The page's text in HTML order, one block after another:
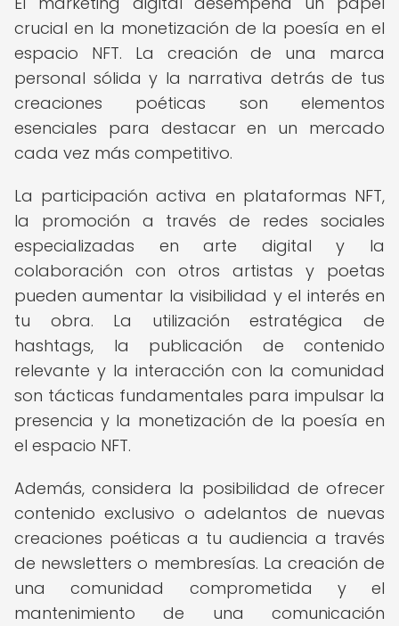
crucial en la monetización de la poesía en el
espacio NFT. La creación de una marca
personal sólida y la narrativa detrás de tus
creaciones poéticas son elementos
esenciales para destacar en un mercado
cada vez más competitivo.
La participación activa en plataformas NFT,
la promoción a través de redes sociales
especializadas en arte digital y la
colaboración con otros artistas y poetas
pueden aumentar la visibilidad y el interés en
tu obra. La utilización estratégica de
hashtags, la publicación de contenido
relevante y la interacción con la comunidad
son tácticas fundamentales para impulsar la
presencia y la monetización de la poesía en
el espacio NFT.
Además, considera la posibilidad de ofrecer
contenido exclusivo o adelantos de nuevas
creaciones poéticas a tu audiencia a través
de newsletters o membresías. La creación de
una comunidad comprometida y el
mantenimiento de una comunicación